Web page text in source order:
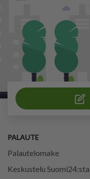
PALAUTE
Palautelomake
Keskustelu Suomi24:sta